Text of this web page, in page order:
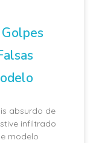
absurdo de
infiltrado
modelo